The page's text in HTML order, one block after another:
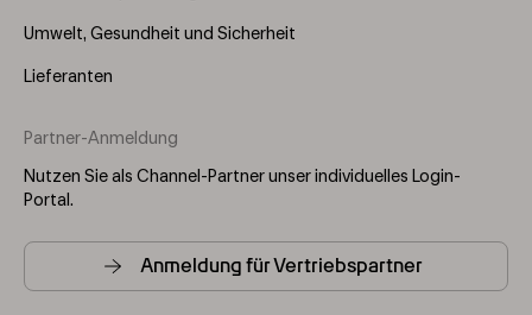
Umwelt, Gesundheit und Sicherheit
Lieferanten
Partner-Anmeldung
Nutzen Sie als Channel-Partner unser individuelles Login-
Portal.
Anmeldung für Vertriebspartner